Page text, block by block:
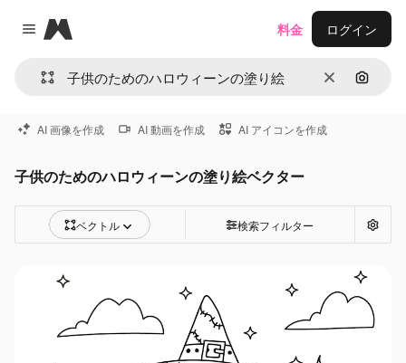
Close menu
Magnific
消去 画像で
料金 ログイン
AI 画像を作成 AI 動画を作成 AI アイコンを作成
子供のためのハロウィーンの塗り絵ベクター
ベクトル 検索フィルター